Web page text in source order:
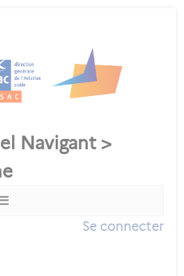
Se connecter